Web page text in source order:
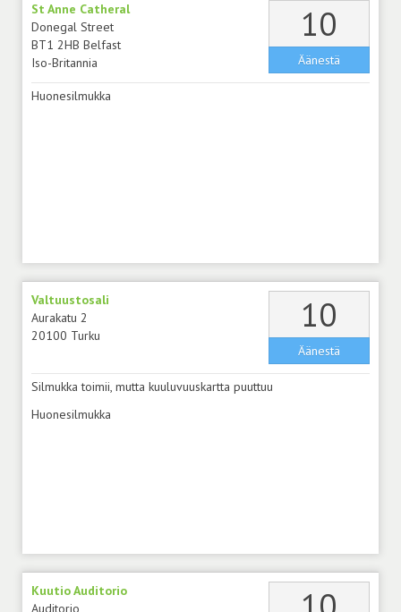
St Anne Catheral
Donegal Street
BT1 2HB Belfast
Iso-Britannia
10
Äänestä
Huonesilmukka
Valtuustosali
Aurakatu 2
20100 Turku
10
Äänestä
Silmukka toimii, mutta kuuluvuuskartta puuttuu
Huonesilmukka
Kuutio Auditorio
Auditorio